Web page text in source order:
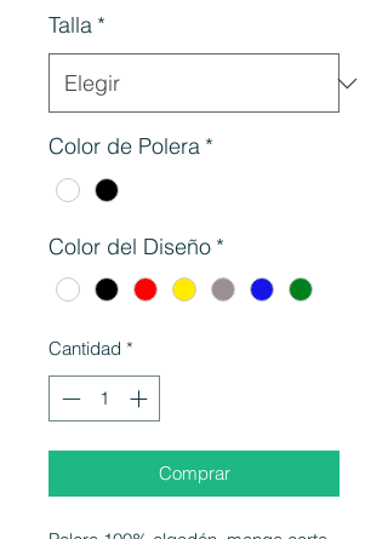
Talla *
Color de Polera *
Color del Diseño *
Cantidad *
Comprar